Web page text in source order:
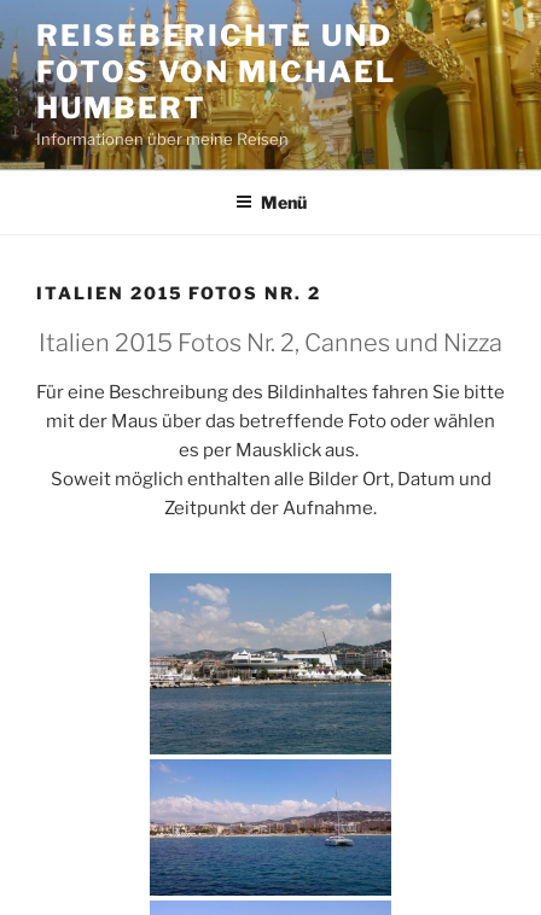
Inhalt
springen
REISEBERICHTE UND
FOTOS VON MICHAEL
HUMBERT
Informationen über meine Reisen
Menü
ITALIEN 2015 FOTOS NR. 2
Italien 2015 Fotos Nr. 2, Cannes und Nizza
Für eine Beschreibung des Bildinhaltes fahren Sie bitte
mit der Maus über das betreffende Foto oder wählen
es per Mausklick aus.
Soweit möglich enthalten alle Bilder Ort, Datum und
Zeitpunkt der Aufnahme.